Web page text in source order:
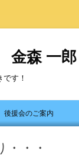
金森 一郎
す！
後援会のご案内
・・